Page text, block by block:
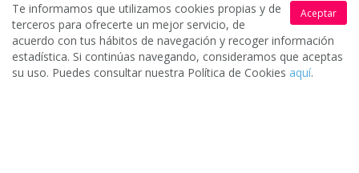
Política de cookies
Aceptar
Te informamos que utilizamos cookies propias y de
terceros para ofrecerte un mejor servicio, de
acuerdo con tus hábitos de navegación y recoger información
estadística. Si continúas navegando, consideramos que aceptas
su uso. Puedes consultar nuestra Política de Cookies aquí.